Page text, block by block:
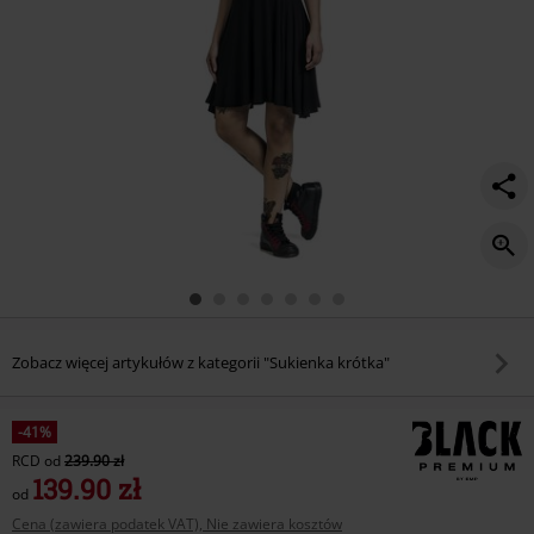
Zobacz więcej artykułów z kategorii "Sukienka krótka"
-41%
RCD od 239.90 zł
od 139.90 zł
Cena (zawiera podatek VAT), Nie zawiera kosztów